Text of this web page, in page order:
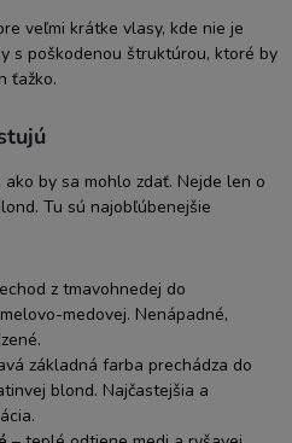
veľmi krátke vlasy, kde nie je
s poškodenou štruktúrou, ktoré by
ťažko.
by sa mohlo zdať. Nejde len o
Tu sú najobľúbenejšie
z tmavohnedej do
medovej. Nenápadné,
základná farba prechádza do
blond. Najčastejšia a